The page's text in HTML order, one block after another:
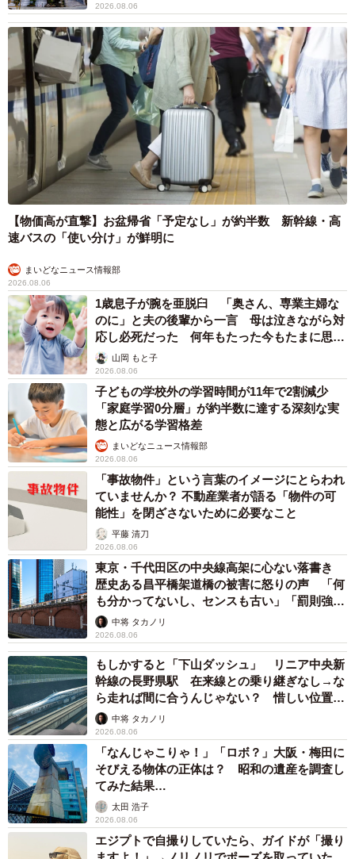
2026.08.06
【物価高が直撃】お盆帰省「予定なし」が約半数 新幹線・高
速バスの「使い分け」が鮮明に
まいどなニュース情報部
2026.08.06
1歳息子が腕を亜脱臼 「奥さん、専業主婦な
のに」と夫の後輩から一言 母は泣きながら対
応し必死だった 何年もたった今もたまに思い
出し…山岡 もと子
2026.08.06
子どもの学校外の学習時間が11年で2割減少
「家庭学習0分層」が約半数に達する深刻な実
態と広がる学習格差
まいどなニュース情報部
2026.08.06
「事故物件」という言葉のイメージにとらわれ
ていませんか？ 不動産業者が語る「物件の可
能性」を閉ざさないために必要なこと
平藤 清刀
2026.08.06
東京・千代田区の中央線高架に心ない落書き
歴史ある昌平橋架道橋の被害に怒りの声 「何
も分かってないし、センスも古い」「罰則強化
して」中将 タカノリ
2026.08.06
もしかすると「下山ダッシュ」 リニア中央新
幹線の長野県駅 在来線との乗り継ぎなし→な
ら走れば間に合うんじゃない？ 惜しい位置関
係が反響
中将 タカノリ
2026.08.06
「なんじゃこりゃ！」「ロボ？」大阪・梅田に
そびえる物体の正体は？ 昭和の遺産を調査し
てみた結果…
太田 浩子
2026.08.06
エジプトで自撮りしていたら、ガイドが「撮り